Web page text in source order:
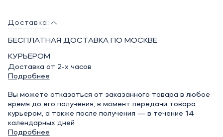
Доставка:
БЕСПЛАТНАЯ ДОСТАВКА ПО МОСКВЕ
КУРЬЕРОМ
Доставка от 2-х часов
Подробнее
Вы можете отказаться от заказанного товара в любое
время до его получения, в момент передачи товара
курьером, а также после получения — в течение 14
календарных дней
Подробнее